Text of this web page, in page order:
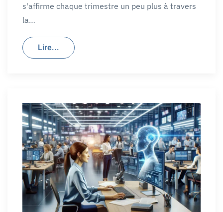
s'affirme chaque trimestre un peu plus à travers
la…
Lire...